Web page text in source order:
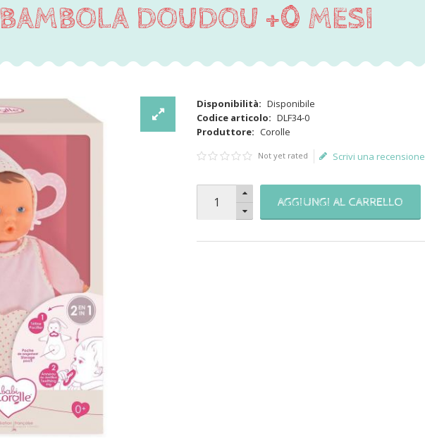
BAMBOLA DOUDOU +0 MESI
Disponibilità: Disponibile
Codice articolo: DLF34-0
Produttore: Corolle
Not yet rated Scrivi una recensione
AGGIUNGI AL CARRELLO